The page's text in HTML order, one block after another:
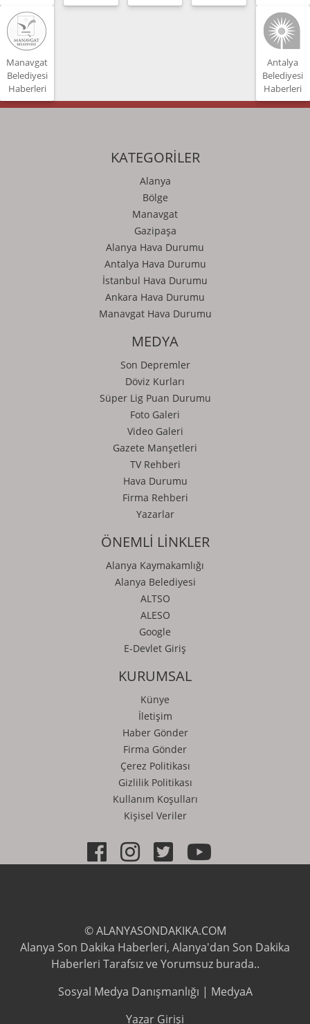
Manavgat
Belediyesi
Haberleri
Antalya
Belediyesi
Haberleri
KATEGORİLER
Alanya
Bölge
Manavgat
Gazipaşa
Alanya Hava Durumu
Antalya Hava Durumu
İstanbul Hava Durumu
Ankara Hava Durumu
Manavgat Hava Durumu
MEDYA
Son Depremler
Döviz Kurları
Süper Lig Puan Durumu
Foto Galeri
Video Galeri
Gazete Manşetleri
TV Rehberi
Hava Durumu
Firma Rehberi
Yazarlar
ÖNEMLİ LİNKLER
Alanya Kaymakamlığı
Alanya Belediyesi
ALTSO
ALESO
Google
E-Devlet Giriş
KURUMSAL
Künye
İletişim
Haber Gönder
Firma Gönder
Çerez Politikası
Gizlilik Politikası
Kullanım Koşulları
Kişisel Veriler
© ALANYASONDAKIKA.COM
Alanya Son Dakika Haberleri, Alanya'dan Son Dakika
Haberleri Tarafsız ve Yorumsuz burada..
Sosyal Medya Danışmanlığı | MedyaA
Yazar Girişi